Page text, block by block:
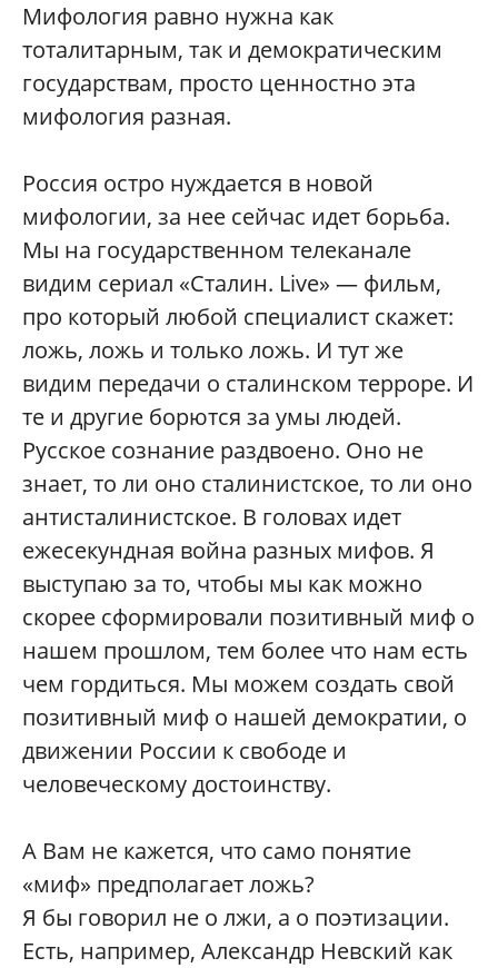
Мифология равно нужна как
тоталитарным, так и демократическим
государствам, просто ценностно эта
мифология разная.
Россия остро нуждается в новой
мифологии, за нее сейчас идет борьба.
Мы на государственном телеканале
видим сериал «Сталин. Live» — фильм,
про который любой специалист скажет:
ложь, ложь и только ложь. И тут же
видим передачи о cталинском терроре. И
те и другие борются за умы людей.
Русское сознание раздвоено. Оно не
знает, то ли оно сталинистское, то ли оно
антисталинистское. В головах идет
ежесекундная война разных мифов. Я
выступаю за то, чтобы мы как можно
скорее сформировали позитивный миф о
нашем прошлом, тем более что нам есть
чем гордиться. Мы можем создать свой
позитивный миф о нашей демократии, о
движении России к свободе и
человеческому достоинству.
А Вам не кажется, что само понятие
«миф» предполагает ложь?
Я бы говорил не о лжи, а о поэтизации.
Есть, например, Александр Невский как